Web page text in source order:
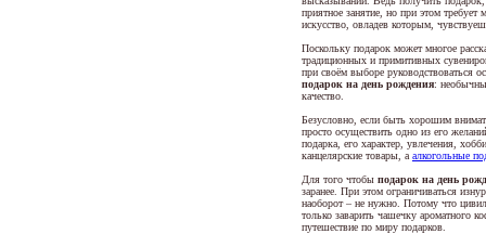
приятное занятие, но при этом требует
искусство, овладев которым,
Поскольку подарок может многое
традиционных и примитивных
при своём выборе руководствоваться
подарок на день рождения:
качество.
Безусловно, если быть хорошим
просто осуществить одно из его
подарка, его характер, увлечения,
канцелярские товары, а алкогольные
Для того чтобы подарок на день
заранее. При этом ограничиваться
наоборот – не нужно. Потому что
только заварить чашечку ароматного
путешествие по миру подарков.